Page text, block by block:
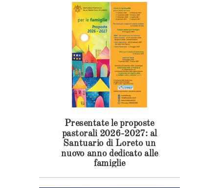
Presentate le proposte
pastorali 2026-2027: al
Santuario di Loreto un
nuovo anno dedicato alle
famiglie